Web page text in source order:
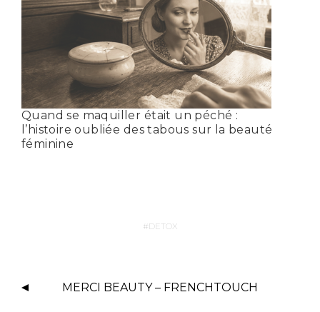
Quand se maquiller était un péché :
l’histoire oubliée des tabous sur la beauté
féminine
DETOX
MERCI BEAUTY – FRENCHTOUCH